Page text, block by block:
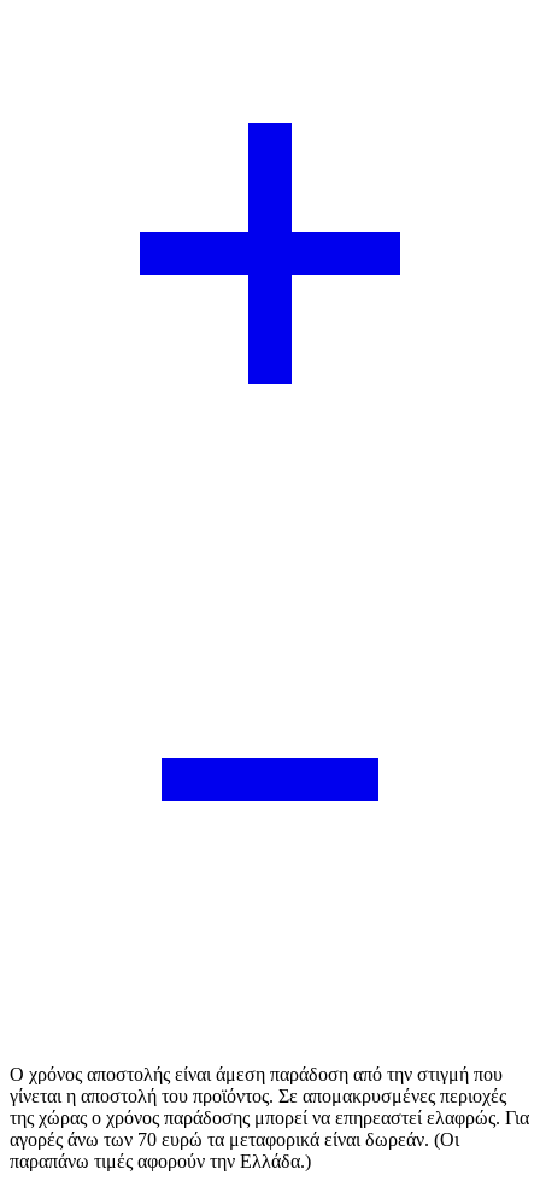
Ο χρόνος αποστολής είναι άμεση παράδοση από την στιγμή που
γίνεται η αποστολή του προϊόντος. Σε απομακρυσμένες περιοχές
της χώρας ο χρόνος παράδοσης μπορεί να επηρεαστεί ελαφρώς. Για
αγορές άνω των 70 ευρώ τα μεταφορικά είναι δωρεάν. (Οι
παραπάνω τιμές αφορούν την Ελλάδα.)